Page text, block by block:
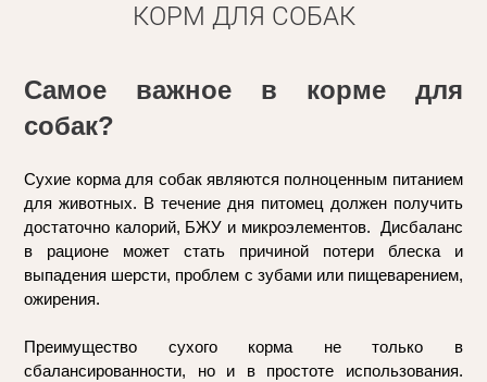
КОРМ ДЛЯ СОБАК
Самое важное в корме для
собак?
Сухие корма для собак являются полноценным питанием
для животных. В течение дня питомец должен получить
достаточно калорий, БЖУ и микроэлементов.  Дисбаланс
в рационе может стать причиной потери блеска и
выпадения шерсти, проблем с зубами или пищеварением,
ожирения.
Преимущество сухого корма не только в
сбалансированности, но и в простоте использования.